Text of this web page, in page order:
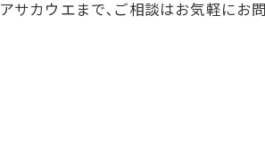
サカウエまで､ご相談はお気軽にお